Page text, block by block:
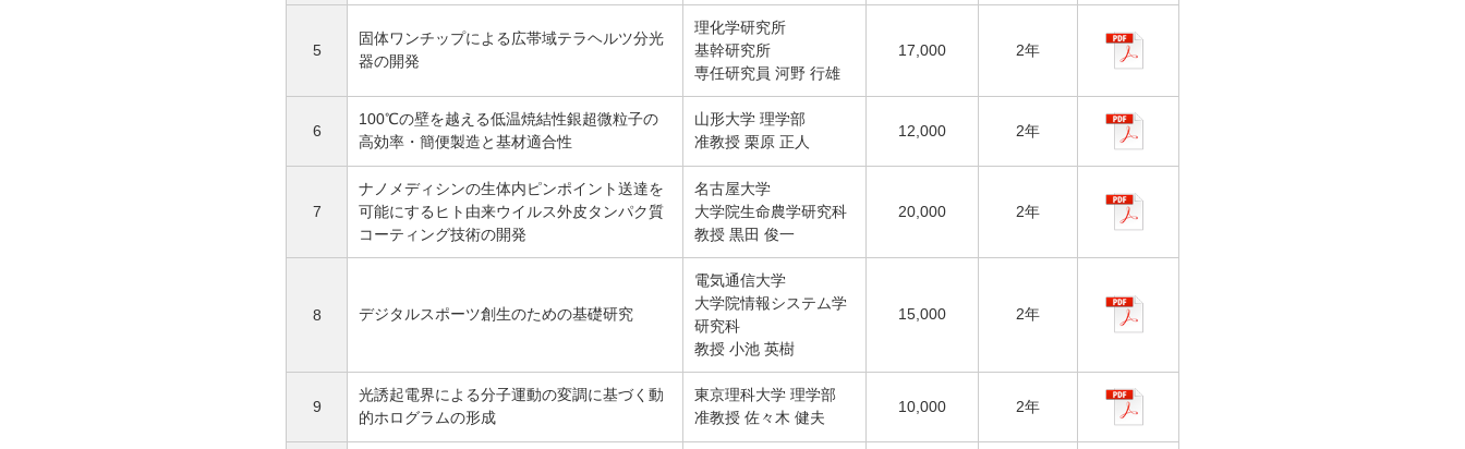
5
固体ワンチップによる広帯域テラヘルツ分光
器の開発
理化学研究所
基幹研究所
専任研究員 河野 行雄
17,000 2年
6
100℃の壁を越える低温焼結性銀超微粒子の
高効率・簡便製造と基材適合性
山形大学 理学部
准教授 栗原 正人
12,000 2年
7
ナノメディシンの生体内ピンポイント送達を
可能にするヒト由来ウイルス外皮タンパク質
コーティング技術の開発
名古屋大学
大学院生命農学研究科
教授 黒田 俊一
20,000 2年
8 デジタルスポーツ創生のための基礎研究
電気通信大学
大学院情報システム学
研究科
教授 小池 英樹
15,000 2年
9
光誘起電界による分子運動の変調に基づく動
的ホログラムの形成
東京理科大学 理学部
准教授 佐々木 健夫
10,000 2年